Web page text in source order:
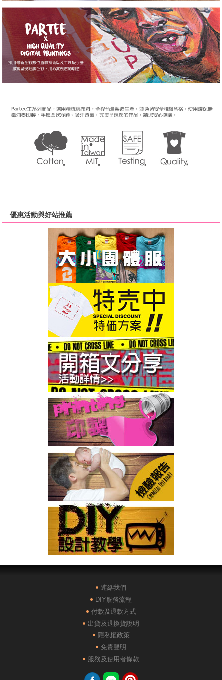
優惠活動與好站推薦
連絡我們
DIY服務流程
付款及退款方式
出貨及退換貨說明
隱私權政策
免責聲明
服務及使用者條款